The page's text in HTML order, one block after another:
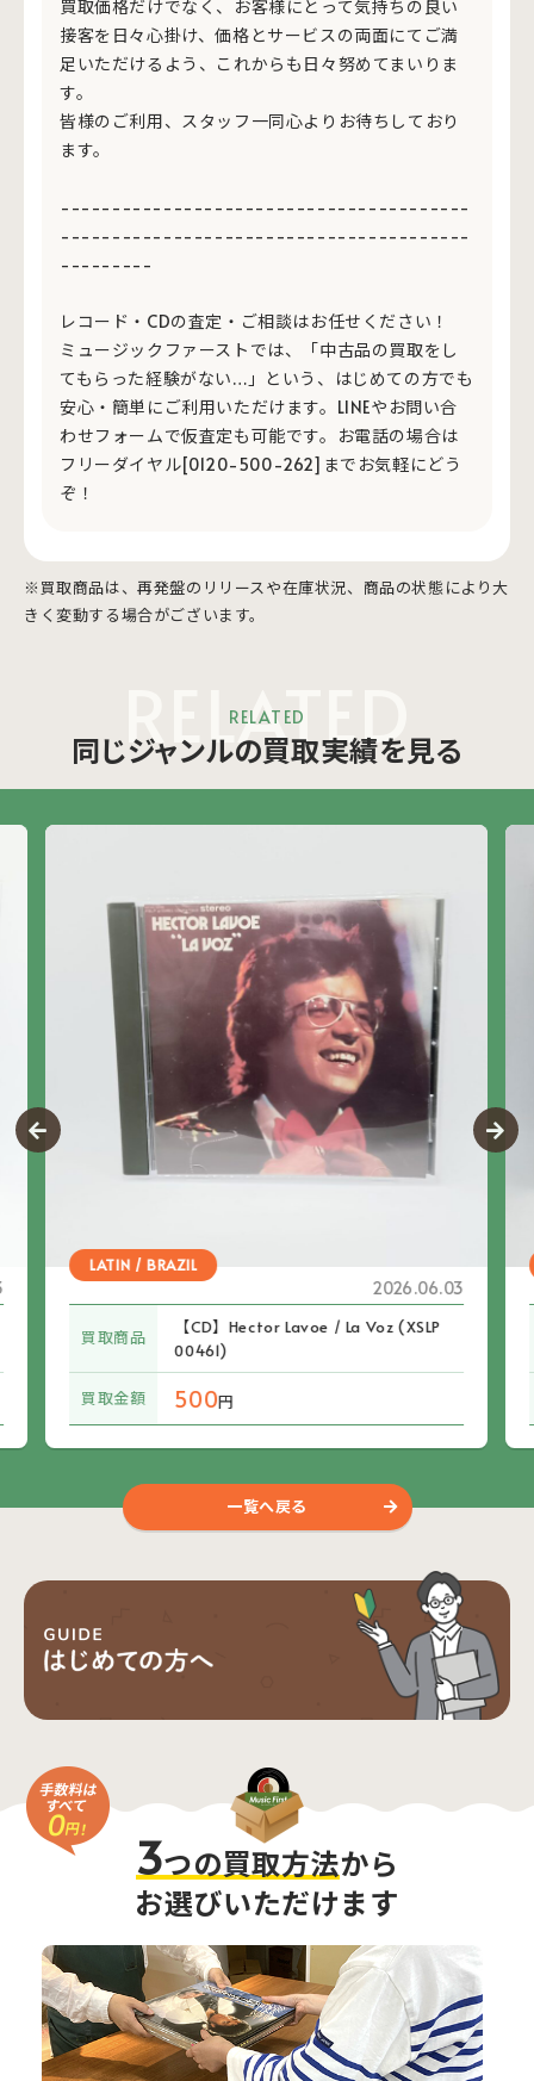
買取価格だけでなく、お客様にとって気持ちの良い
接客を日々心掛け、価格とサービスの両面にてご満
足いただけるよう、これからも日々努めてまいりま
す。
皆様のご利用、スタッフ一同心よりお待ちしており
ます。
----------------------------------------
----------------------------------------
---------
レコード・CDの査定・ご相談はお任せください！
ミュージックファーストでは、「中古品の買取をし
てもらった経験がない…」という、はじめての方でも
安心・簡単にご利用いただけます。LINEやお問い合
わせフォームで仮査定も可能です。お電話の場合は
フリーダイヤル[0120-500-262]までお気軽にどう
ぞ！
※買取商品は、再発盤のリリースや在庫状況、商品の状態により大
きく変動する場合がございます。
RELATED
RELATED
同じジャンルの買取実績を見る
LATIN / BRAZIL
2026.06.03
買取商品
【CD】Hector Lavoe / La Voz (XSLP
00461)
買取金額 500円
一覧へ戻る
3つの買取方法から
お選びいただけます